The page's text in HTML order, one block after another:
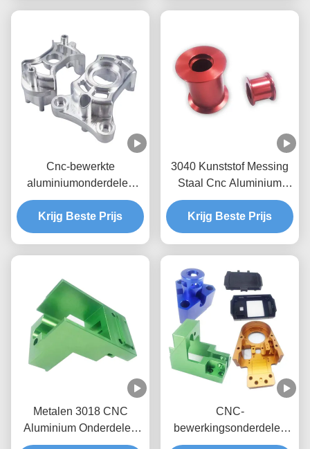
Cnc-bewerkte
aluminiumonderdelen
6061 7075
Krijg Beste Prijs
3040 Kunststof Messing
Staal Cnc Aluminium
Onderdelen Freesservice
3 As 4 As 5 As
Krijg Beste Prijs
Metalen 3018 CNC
Aluminium Onderdelen
Titanium CNC
CNC-
bewerkingsonderdelen
voor metaal op maat